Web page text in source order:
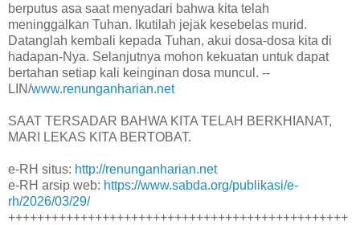
berputus asa saat menyadari bahwa kita telah
meninggalkan Tuhan. Ikutilah jejak kesebelas murid.
Datanglah kembali kepada Tuhan, akui dosa-dosa kita di
hadapan-Nya. Selanjutnya mohon kekuatan untuk dapat
bertahan setiap kali keinginan dosa muncul. --
LIN/www.renunganharian.net
SAAT TERSADAR BAHWA KITA TELAH BERKHIANAT,
MARI LEKAS KITA BERTOBAT.
e-RH situs: http://renunganharian.net
e-RH arsip web: https://www.sabda.org/publikasi/e-
rh/2026/03/29/
+++++++++++++++++++++++++++++++++++++++++++++++